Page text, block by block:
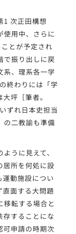
1 次正田構想
使用中、さらに
とが予定され
で振り出しに戻
系、理系各一学
終わりには「学
坪［筆者。
ずれ日本史担当
の二教諭も準備
うに見えて、
居所を何処に設
動施設につい
直面する大問題
移転する場合と
存することにな
可申請の時期次